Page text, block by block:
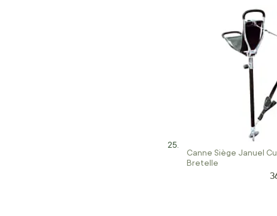
Canne Siège Januel
Bretelle